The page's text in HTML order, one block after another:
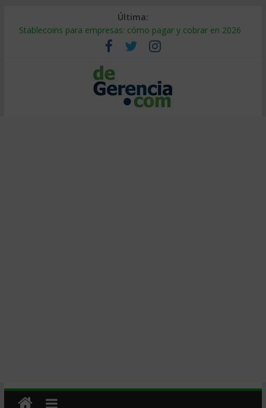
Última:
Stablecoins para empresas: cómo pagar y cobrar en 2026
Despido silencioso: qué es y por qué sale tan caro
IA en selección de personal: cómo auditarla a tiempo
Trabajo forzoso en la cadena de suministro: qué hacer
Mercado hispano de EE. UU.: cómo segmentarlo y venderle